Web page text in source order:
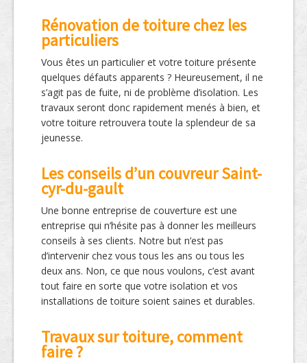
Rénovation de toiture chez les
particuliers
Vous êtes un particulier et votre toiture présente
quelques défauts apparents ? Heureusement, il ne
s’agit pas de fuite, ni de problème d’isolation. Les
travaux seront donc rapidement menés à bien, et
votre toiture retrouvera toute la splendeur de sa
jeunesse.
Les conseils d’un couvreur Saint-
cyr-du-gault
Une bonne entreprise de couverture est une
entreprise qui n’hésite pas à donner les meilleurs
conseils à ses clients. Notre but n’est pas
d’intervenir chez vous tous les ans ou tous les
deux ans. Non, ce que nous voulons, c’est avant
tout faire en sorte que votre isolation et vos
installations de toiture soient saines et durables.
Travaux sur toiture, comment
faire ?